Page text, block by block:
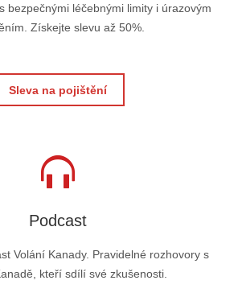
bezpečnými léčebnými limity i úrazovým
Získejte slevu až 50%.
Sleva na pojištění
Podcast
Volání Kanady. Pravidelné rozhovory s
kteří sdílí své zkušenosti.